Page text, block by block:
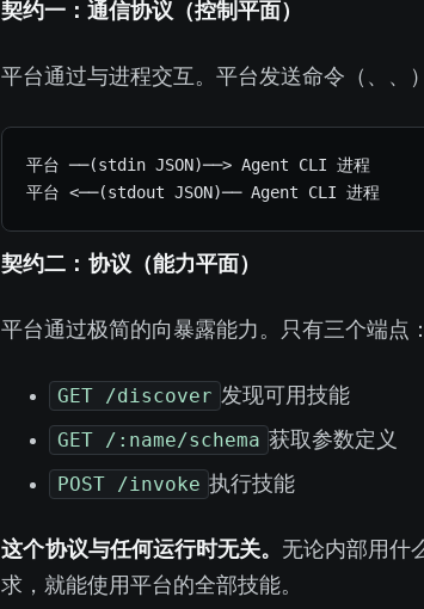
契约一：JSON-RPC 通信协议（控制平面）
平台通过 stdin/stdout JSON Lines 与 Agent 进程交互。平台发送命令（prompt、abort、set_model），Agent
平台 ──(stdin JSON)──> Agent CLI 进程
平台 <──(stdout JSON)── Agent CLI 进程
契约二：MetaSkill HTTP 协议（能力平面）
平台通过极简的 RESTful API 向 Agent 暴露能力。只有三个端点：
GET /discover — 发现可用技能
GET /:name/schema — 获取参数定义
POST /invoke — 执行技能
这个 HTTP 协议与任何 Agent 运行时无关。 无论 Agent 内部用什么机制调用
求，就能使用平台的全部技能。